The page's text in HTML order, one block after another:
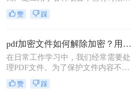
进行编辑。
们可能会遇到需要解除PDF加密密码
的情况。那么pdf加密如何解除密码
来解除PDF加密密码。
赞 踩
pdf加密文件如何解除加密？用这3个方法2秒立即解密
在日常工作学习中，我们经常需要处
理PDF文件。为了保护文件内容不被
非法复制和传播，许多PDF文件都会
设置加密。然而，当我们需要编辑或
赞 踩